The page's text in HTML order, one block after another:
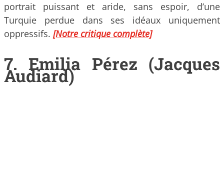
portrait puissant et aride, sans espoir, d’une
Turquie perdue dans ses idéaux uniquement
oppressifs. [Notre critique complète]
7. Emilia Pérez (Jacques
Audiard)